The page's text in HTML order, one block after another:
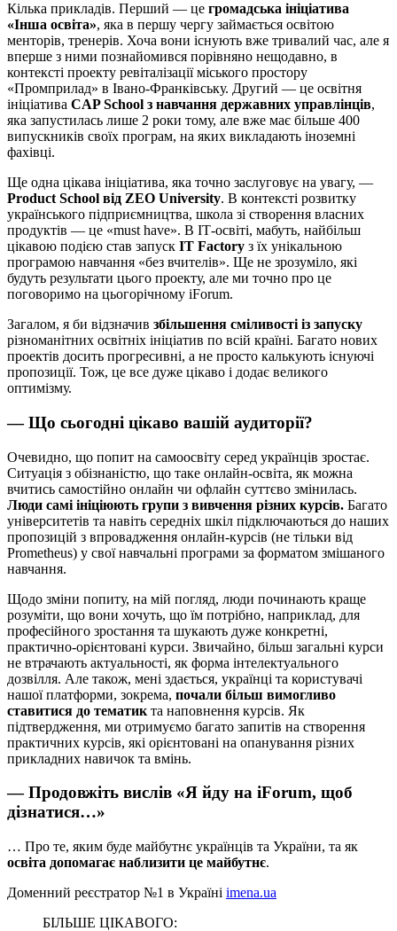
Кілька прикладів. Перший — це громадська ініціатива
«Інша освіта», яка в першу чергу займається освітою
менторів, тренерів. Хоча вони існують вже тривалий час, але я
вперше з ними познайомився порівняно нещодавно, в
контексті проекту ревіталізації міського простору
«Промприлад» в Івано-Франківську. Другий — це освітня
ініціатива CAP School з навчання державних управлінців,
яка запустилась лише 2 роки тому, але вже має більше 400
випускників своїх програм, на яких викладають іноземні
фахівці.
Ще одна цікава ініціатива, яка точно заслуговує на увагу, —
Product School від ZEO University. В контексті розвитку
українського підприємництва, школа зі створення власних
продуктів — це «must have». В ІТ-освіті, мабуть, найбільш
цікавою подією став запуск IT Factory з їх унікальною
програмою навчання «без вчителів». Ще не зрозуміло, які
будуть результати цього проекту, але ми точно про це
поговоримо на цьогорічному iForum.
Загалом, я би відзначив збільшення сміливості із запуску
різноманітних освітніх ініціатив по всій країні. Багато нових
проектів досить прогресивні, а не просто калькують існуючі
пропозиції. Тож, це все дуже цікаво і додає великого
оптимізму.
— Що сьогодні цікаво вашій аудиторії?
Очевидно, що попит на самоосвіту серед українців зростає.
Ситуація з обізнаністю, що таке онлайн-освіта, як можна
вчитись самостійно онлайн чи офлайн суттєво змінилась.
Люди самі ініціюють групи з вивчення різних курсів. Багато
університетів та навіть середніх шкіл підключаються до наших
пропозицій з впровадження онлайн-курсів (не тільки від
Prometheus) у свої навчальні програми за форматом змішаного
навчання.
Щодо зміни попиту, на мій погляд, люди починають краще
розуміти, що вони хочуть, що їм потрібно, наприклад, для
професійного зростання та шукають дуже конкретні,
практично-орієнтовані курси. Звичайно, більш загальні курси
не втрачають актуальності, як форма інтелектуального
дозвілля. Але також, мені здається, українці та користувачі
нашої платформи, зокрема, почали більш вимогливо
ставитися до тематик та наповнення курсів. Як
підтвердження, ми отримуємо багато запитів на створення
практичних курсів, які орієнтовані на опанування різних
прикладних навичок та вмінь.
— Продовжіть вислів «Я йду на iForum, щоб
дізнатися…»
… Про те, яким буде майбутнє українців та України, та як
освіта допомагає наблизити це майбутнє.
Доменний реєстратор №1 в Україні imena.ua
БІЛЬШЕ ЦІКАВОГО: